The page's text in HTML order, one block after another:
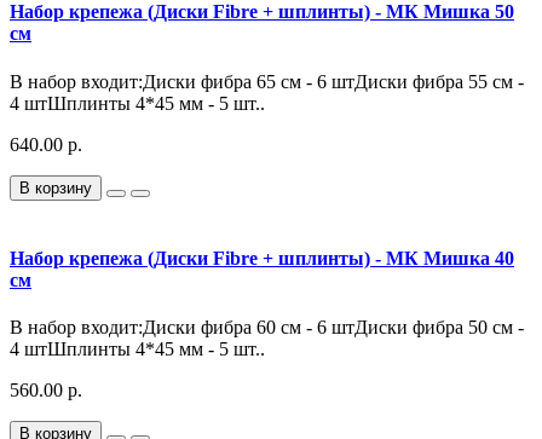
Набор крепежа (Диски Fibre + шплинты) - МК Мишка 50
см
В набор входит:Диски фибра 65 см - 6 штДиски фибра 55 см -
4 штШплинты 4*45 мм - 5 шт..
640.00 р.
В корзину
Набор крепежа (Диски Fibre + шплинты) - МК Мишка 40
см
В набор входит:Диски фибра 60 см - 6 штДиски фибра 50 см -
4 штШплинты 4*45 мм - 5 шт..
560.00 р.
В корзину